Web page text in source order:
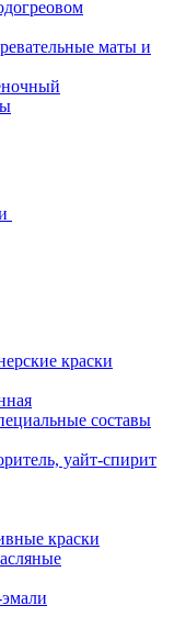
маты и
краски
составы
уайт-спирит
краски